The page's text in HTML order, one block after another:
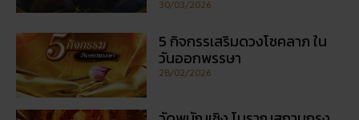
วัดพนัญเชิง โบราณสถานกรุง
เก่า จ.พระนครศรีอยุธยา
28/02/2026